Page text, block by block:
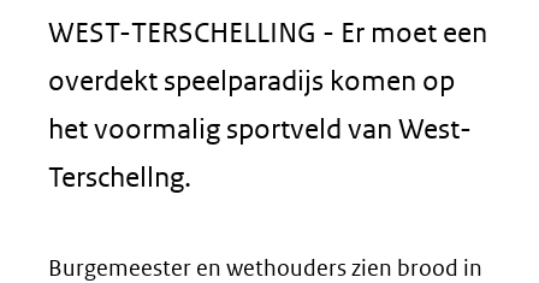
WEST-TERSCHELLING - Er moet een
overdekt speelparadijs komen op
het voormalig sportveld van West-
Terschellng.
Burgemeester en wethouders zien brood in